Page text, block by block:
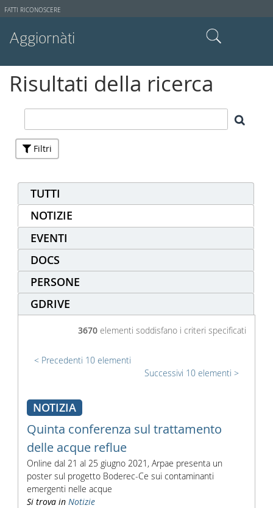
Strumenti
FATTI RICONOSCERE
Aggiornàti
Ricerca avanzata…
Risultati della ricerca
Filtri
TUTTI
NOTIZIE
EVENTI
DOCS
PERSONE
GDRIVE
3670 elementi soddisfano i criteri specificati
Precedenti 10 elementi
Successivi 10 elementi
NOTIZIA
Quinta conferenza sul trattamento
delle acque reflue
Online dal 21 al 25 giugno 2021, Arpae presenta un
poster sul progetto Boderec-Ce sui contaminanti
emergenti nelle acque
Si trova in Notizie